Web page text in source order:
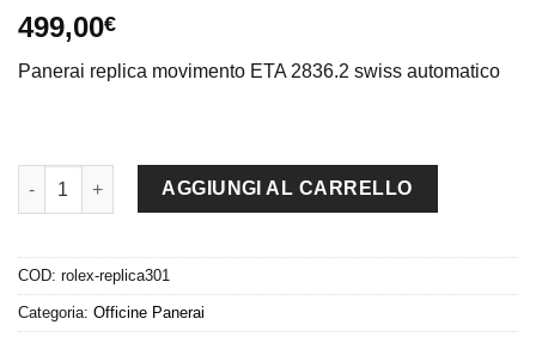
499,00€
Panerai replica movimento ETA 2836.2 swiss automatico
Panerai replica luminor flyback 1950 pro-hunter strip leather
AGGIUNGI AL CARRELLO
COD: rolex-replica301
Categoria: Officine Panerai